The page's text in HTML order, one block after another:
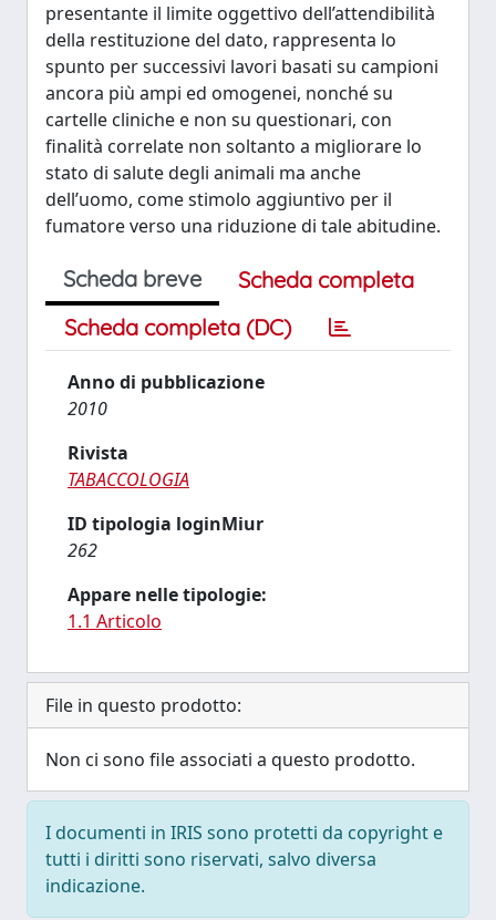
presentante il limite oggettivo dell’attendibilità
della restituzione del dato, rappresenta lo
spunto per successivi lavori basati su campioni
ancora più ampi ed omogenei, nonché su
cartelle cliniche e non su questionari, con
finalità correlate non soltanto a migliorare lo
stato di salute degli animali ma anche
dell’uomo, come stimolo aggiuntivo per il
fumatore verso una riduzione di tale abitudine.
Scheda breve
Scheda completa
Scheda completa (DC)
Anno di pubblicazione
2010
Rivista
TABACCOLOGIA
ID tipologia loginMiur
262
Appare nelle tipologie:
1.1 Articolo
File in questo prodotto:
Non ci sono file associati a questo prodotto.
I documenti in IRIS sono protetti da copyright e
tutti i diritti sono riservati, salvo diversa
indicazione.